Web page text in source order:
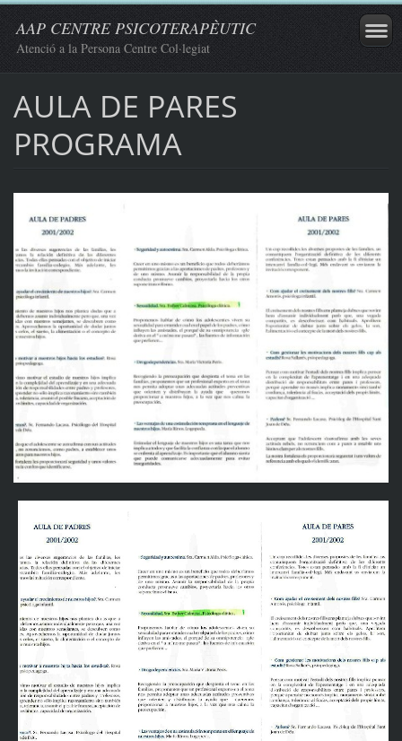
AAP CENTRE PSICOTERAPÈUTIC
Atenció a la Persona Centre Col·legiat
AULA DE PARES
PROGRAMA